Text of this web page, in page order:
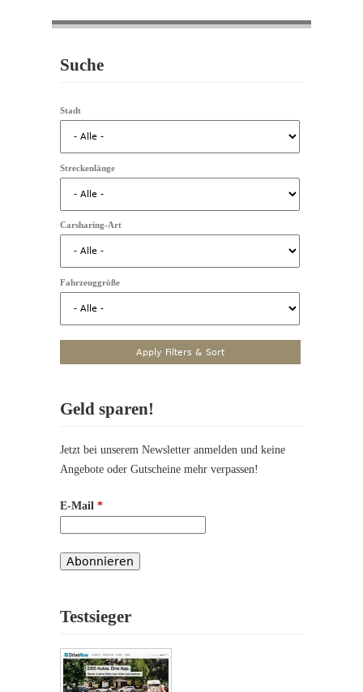
Suche
Stadt
Streckenlänge
Carsharing-Art
Fahrzeuggröße
Geld sparen!
Jetzt bei unserem Newsletter anmelden und keine
Angebote oder Gutscheine mehr verpassen!
E-Mail *
Testsieger